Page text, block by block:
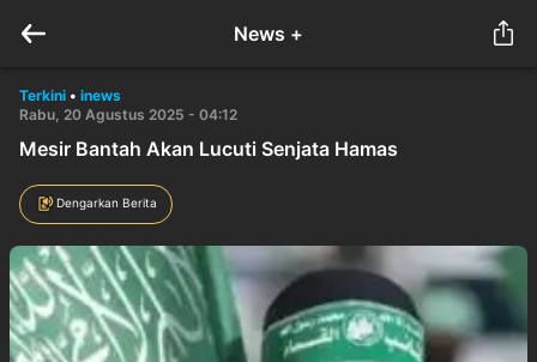
News +
Terkini • inews
Rabu, 20 Agustus 2025 - 04:12
Mesir Bantah Akan Lucuti Senjata Hamas
Dengarkan Berita